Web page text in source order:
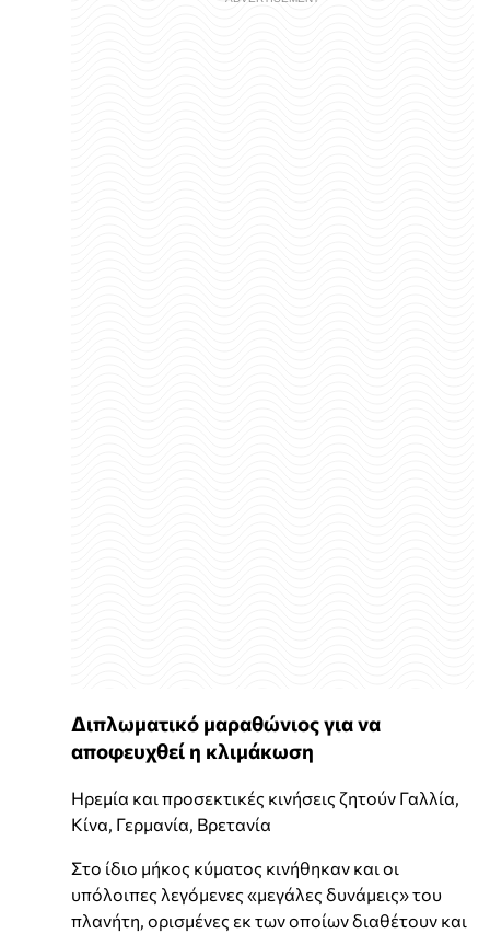
Διπλωματικό μαραθώνιος για να
αποφευχθεί η κλιμάκωση
Ηρεμία και προσεκτικές κινήσεις ζητούν Γαλλία,
Κίνα, Γερμανία, Βρετανία
Στο ίδιο μήκος κύματος κινήθηκαν και οι
υπόλοιπες λεγόμενες «μεγάλες δυνάμεις» του
πλανήτη, ορισμένες εκ των οποίων διαθέτουν και